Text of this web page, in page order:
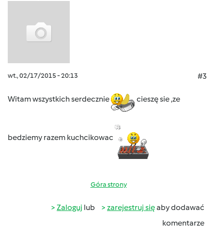
wt., 02/17/2015 - 20:13 #3
Witam wszystkich serdecznie cieszę sie ,ze
bedziemy razem kuchcikowac
Góra strony
Zaloguj lub zarejestruj sięaby dodawać
komentarze